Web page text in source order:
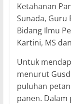
Ketahanan
Sunada, Guru
Bidang Ilmu
Kartini, MS
Untuk
menurut
puluhan
panen.